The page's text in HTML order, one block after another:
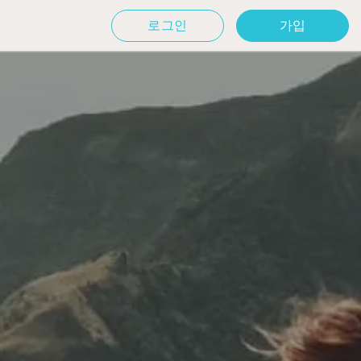
로그인 가입